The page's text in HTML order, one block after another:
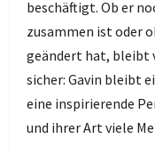
beschäftigt. Ob er
zusammen ist oder
geändert hat, bleibt
sicher: Gavin bleibt
eine inspirierende
und ihrer Art viele